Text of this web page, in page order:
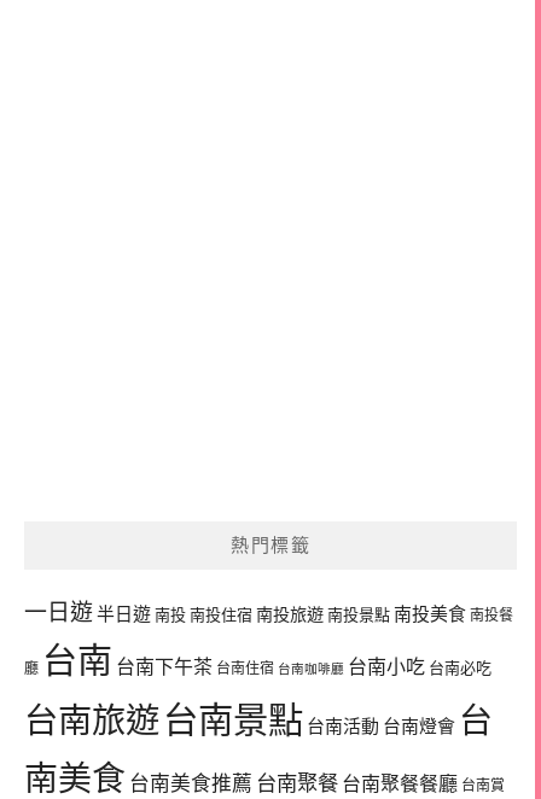
熱門標籤
一日遊半日遊 南投 南投住宿 南投旅遊 南投景點 南投美食 南投餐
廳 台南 台南下午茶 台南住宿 台南咖啡廳 台南小吃 台南必吃
台南旅遊 台南景點 台南活動 台南燈會 台
南美食 台南美食推薦 台南聚餐 台南聚餐餐廳 台南賞